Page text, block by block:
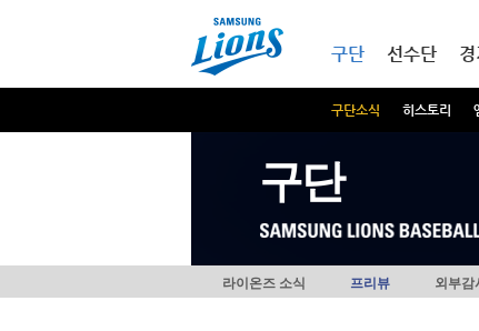
구단
구단소식 히스토리
선수단
구단
라이온즈 소식 프리뷰 외부감